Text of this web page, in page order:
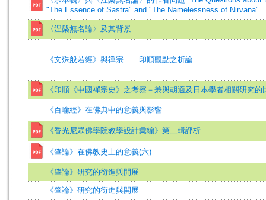
"The Essence of Sastra" and "The Namelessness of Nirvana"
〈涅槃無名論〉及其背景
《文殊般若經》與禪宗 ── 印順觀點之析論
《印順《中國禪宗史》之考察－兼與胡適及日本學者相關研究的
《百喻經》在佛典中的意義與影響
《香光尼眾佛學院教學設計彙編》第二輯評析
《肇論》在佛教史上的意義(六)
《肇論》研究的衍進與開展
《肇論》研究的衍進與開展